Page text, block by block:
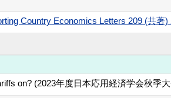
Country Economics Letters 209 (共著)
on? (2023年度日本応用経済学会秋季